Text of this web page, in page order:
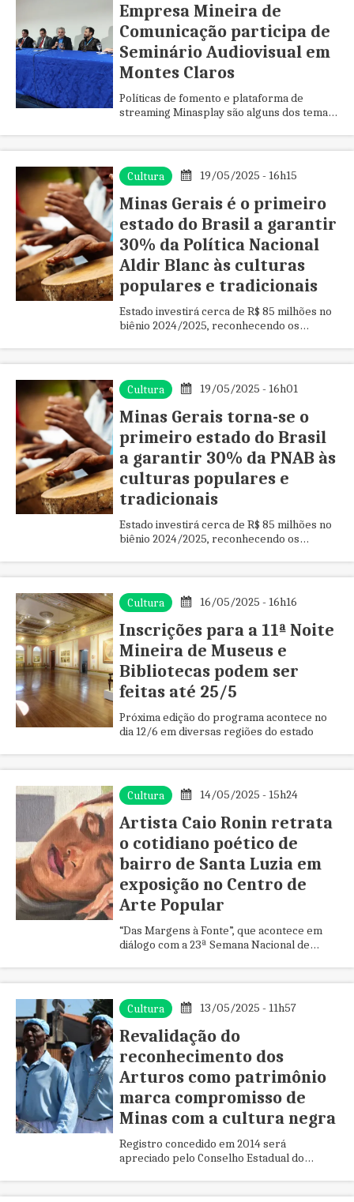
Empresa Mineira de
Comunicação participa de
Seminário Audiovisual em
Montes Claros
Políticas de fomento e plataforma de
streaming Minasplay são alguns dos temas
Cultura 19/05/2025 - 16h15
Minas Gerais é o primeiro
estado do Brasil a garantir
30% da Política Nacional
Aldir Blanc às culturas
populares e tradicionais
Estado investirá cerca de R$ 85 milhões no
biênio 2024/2025, reconhecendo os
Cultura 19/05/2025 - 16h01
Minas Gerais torna-se o
primeiro estado do Brasil
a garantir 30% da PNAB às
culturas populares e
tradicionais
Estado investirá cerca de R$ 85 milhões no
biênio 2024/2025, reconhecendo os
Cultura 16/05/2025 - 16h16
Inscrições para a 11ª Noite
Mineira de Museus e
Bibliotecas podem ser
feitas até 25/5
Próxima edição do programa acontece no
dia 12/6 em diversas regiões do estado
Cultura 14/05/2025 - 15h24
Artista Caio Ronin retrata
o cotidiano poético de
bairro de Santa Luzia em
exposição no Centro de
Arte Popular
“Das Margens à Fonte”, que acontece em
diálogo com a 23ª Semana Nacional de
Cultura 13/05/2025 - 11h57
Revalidação do
reconhecimento dos
Arturos como patrimônio
marca compromisso de
Minas com a cultura negra
Registro concedido em 2014 será
apreciado pelo Conselho Estadual do